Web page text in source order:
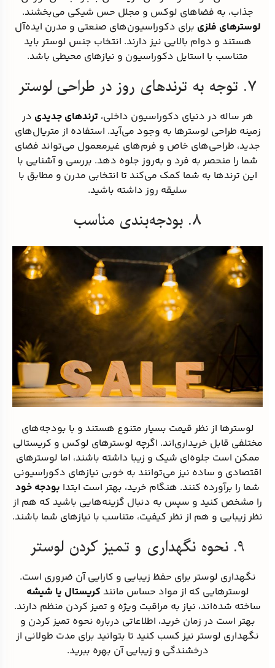
جذاب، به فضاهای لوکس و مجلل حس شیکی می‌بخشند.
لوسترهای فلزی برای دکوراسیون‌های صنعتی و مدرن ایده‌آل
هستند و دوام بالایی نیز دارند. انتخاب جنس لوستر باید
متناسب با استایل دکوراسیون و نیازهای محیطی باشد.
۷. توجه به ترندهای روز در طراحی لوستر
هر ساله در دنیای دکوراسیون داخلی، ترندهای جدیدی در
زمینه طراحی لوسترها به وجود می‌آید. استفاده از متریال‌های
جدید، طراحی‌های خاص و فرم‌های غیرمعمول می‌تواند فضای
شما را منحصر به فرد و به‌روز جلوه دهد. بررسی و آشنایی با
این ترندها به شما کمک می‌کند تا انتخابی مدرن و مطابق با
سلیقه روز داشته باشید.
۸. بودجه‌بندی مناسب
لوسترها از نظر قیمت بسیار متنوع هستند و با بودجه‌های
مختلفی قابل خریداری‌اند. اگرچه لوسترهای لوکس و کریستالی
ممکن است جلوه‌ای شیک و زیبا داشته باشند، اما لوسترهای
اقتصادی و ساده نیز می‌توانند به خوبی نیازهای دکوراسیونی
شما را برآورده کنند. هنگام خرید، بهتر است ابتدا بودجه خود
را مشخص کنید و سپس به دنبال گزینه‌هایی باشید که هم از
نظر زیبایی و هم از نظر کیفیت، متناسب با نیازهای شما باشند.
۹. نحوه نگهداری و تمیز کردن لوستر
نگهداری لوستر برای حفظ زیبایی و کارایی آن ضروری است.
لوسترهایی که از مواد حساس مانند کریستال یا شیشه
ساخته شده‌اند، نیاز به مراقبت ویژه و تمیز کردن منظم دارند.
بهتر است در زمان خرید، اطلاعاتی درباره نحوه تمیز کردن و
نگهداری لوستر نیز کسب کنید تا بتوانید برای مدت طولانی از
درخشندگی و زیبایی آن بهره ببرید.